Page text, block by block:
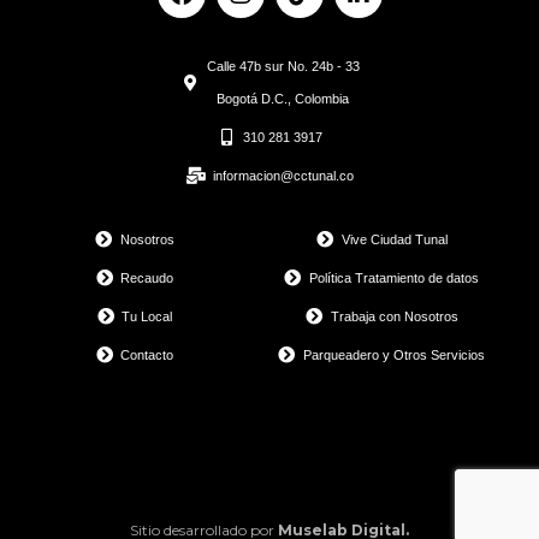
b
o
a
g
r
a
m
o
k
e
Calle 47b sur No. 24b - 33
Bogotá D.C., Colombia
310 281 3917
informacion@cctunal.co
Nosotros
Recaudo
Tu Local
Contacto
Vive Ciudad Tunal
Política Tratamiento de datos
Trabaja con Nosotros
Parqueadero y Otros Servicios
Sitio desarrollado por Muselab Digital.